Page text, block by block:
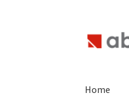
Vai
alla
Vai
al
Home